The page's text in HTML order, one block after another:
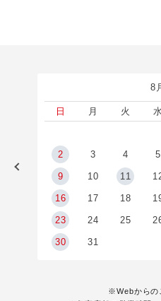
8
日 月 火
2 3 4 5
9 10 11
16 17 18
23 24 25
30 31
※Webからの